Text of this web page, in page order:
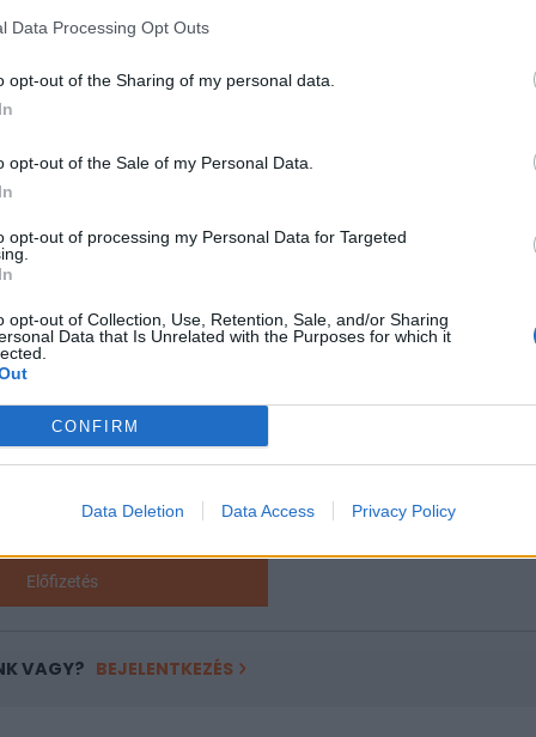
Data Processing Opt Outs
opt-out of the Sharing of my personal data.
opt-out of the Sale of my Personal Data.
opt-out of processing my Personal Data for Targeted
opt-out of Collection, Use, Retention, Sale, and/or Sharing
Data that Is Unrelated with the Purposes for which it
CONFIRM
Data Deletion Data Access Privacy Policy
hogy világszerte katasztrofális
annak, ha akárcsak 3 fokos lenne a melegedés.
8-án jön az év egyik legjelentősebb üzleti
Sustainable World 2026. A szektorsemleges konferencia a
a legégetőbb beavatkozási gyakorlatokkal foglalkozik,
díjátadónak is. Részletek a linken.Információ és
portfolio.hu hírarchívumához tartozik, melynek olvasása
tartalmazza:
cikkarchívum
Előfizetés
VAGY? BEJELENTKEZÉS